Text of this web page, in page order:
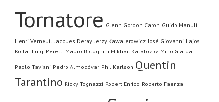
Tornatore Glenn Gordon Caron Guido Manuli
Henri Verneuil Jacques Deray Jerzy Kawalerowicz José Giovanni Lajos
Koltai Luigi Perelli Mauro Bolognini Mikhail Kalatozov Mino Giarda
Paolo Taviani Pedro Almodóvar Phil Karlson Quentin
Tarantino Ricky Tognazzi Robert Enrico Roberto Faenza